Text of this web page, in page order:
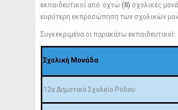
εκπαιδευτικοί από οχτώ (8) σχολικές
ευρύτερη εκπροσώπηση των σχολικών
Συγκεκριμένα οι παρακάτω εκπαιδευτικοί:
Σχολική Μονάδα
12ο Δημοτικό Σχολείο Ρόδου